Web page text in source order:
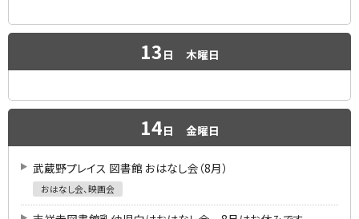
13 日 木曜日
14日 金曜日
武蔵野プレイス 図書館 おはなし会（8月）
おはなし会、映画会